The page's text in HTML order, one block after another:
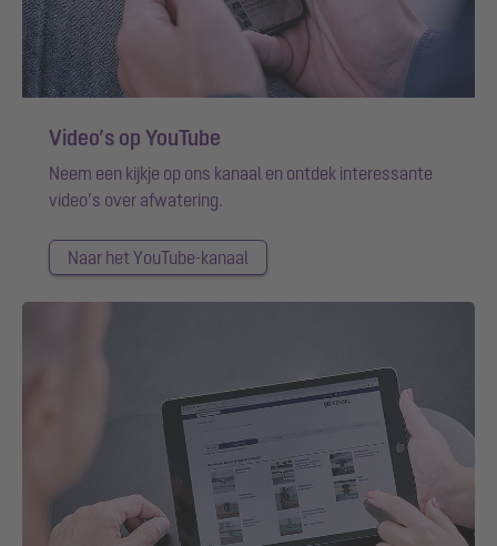
Video’s op YouTube
Neem een kijkje op ons kanaal en ontdek interessante
video’s over afwatering.
Naar het YouTube-kanaal